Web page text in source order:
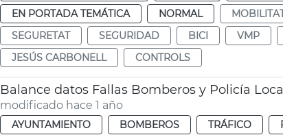
EN PORTADA TEMÁTICA
NORMAL
SEGURETAT
SEGURIDAD BICI VMP
JESÚS CARBONELL
CONTROLS
Balance datos Fallas Bomberos y Policía
modificado hace 1 año
AYUNTAMIENTO BOMBEROS TRÁFICO